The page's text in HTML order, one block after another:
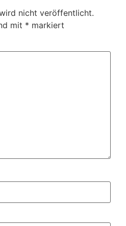
nicht veröffentlicht.
mit * markiert